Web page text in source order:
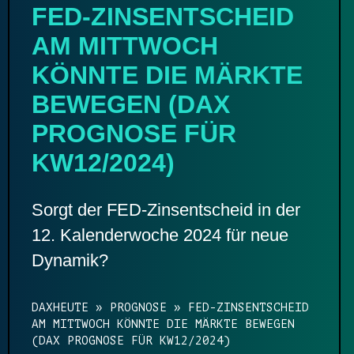
FED-ZINSENTSCHEID
AM MITTWOCH
KÖNNTE DIE MÄRKTE
BEWEGEN (DAX
PROGNOSE FÜR
KW12/2024)
Sorgt der FED-Zinsentscheid in der
12. Kalenderwoche 2024 für neue
Dynamik?
DAXHEUTE » PROGNOSE »
FED-ZINSENTSCHEID
AM MITTWOCH KÖNNTE DIE MÄRKTE BEWEGEN
(DAX PROGNOSE FÜR KW12/2024)